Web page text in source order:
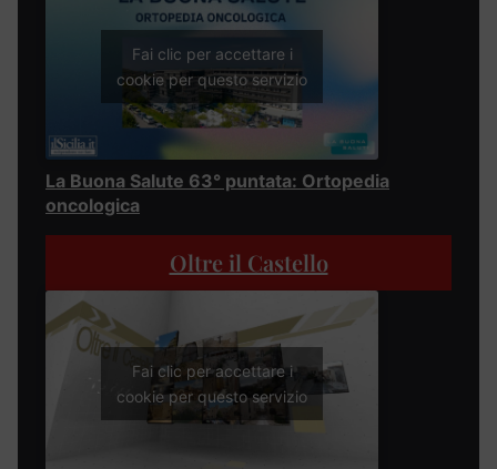
Fai clic per accettare i
cookie per questo servizio
La Buona Salute 63° puntata: Ortopedia
oncologica
Oltre il Castello
Fai clic per accettare i
cookie per questo servizio